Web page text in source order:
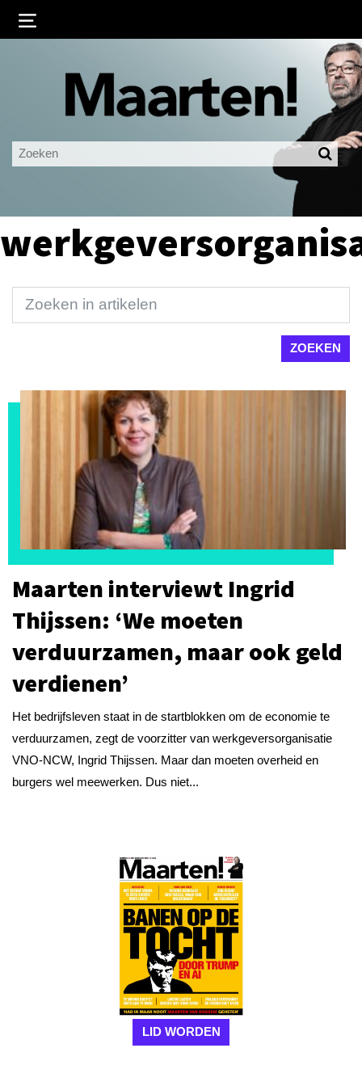
Ingelogd blijven
LOGIN
Maarten interviewt Ingrid
Thijssen: ‘We moeten
verduurzamen, maar ook geld
verdienen’
Het bedrijfsleven staat in de startblokken om de economie te
verduurzamen, zegt de voorzitter van werkgeversorganisatie
VNO-NCW, Ingrid Thijssen. Maar dan moeten overheid en
burgers wel meewerken. Dus niet...
LID WORDEN